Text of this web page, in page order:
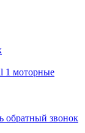
моторные
обратный звонок